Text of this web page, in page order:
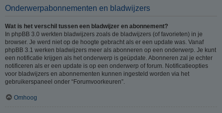
Onderwerpabonnementen en bladwijzers
Wat is het verschil tussen een bladwijzer en abonnement?
In phpBB 3.0 werkten bladwijzers zoals de bladwijzers (of favorieten) in je
browser. Je werd niet op de hoogte gebracht als er een update was. Vanaf
phpBB 3.1 werken bladwijzers meer als abonneren op een onderwerp. Je kunt
een notificatie krijgen als het onderwerp is geüpdate. Abonneren zal je echter
notificeren als er een update is op een onderwerp of forum. Notificatieopties
voor bladwijzers en abonnementen kunnen ingesteld worden via het
gebruikerspaneel onder “Forumvoorkeuren”.
Omhoog